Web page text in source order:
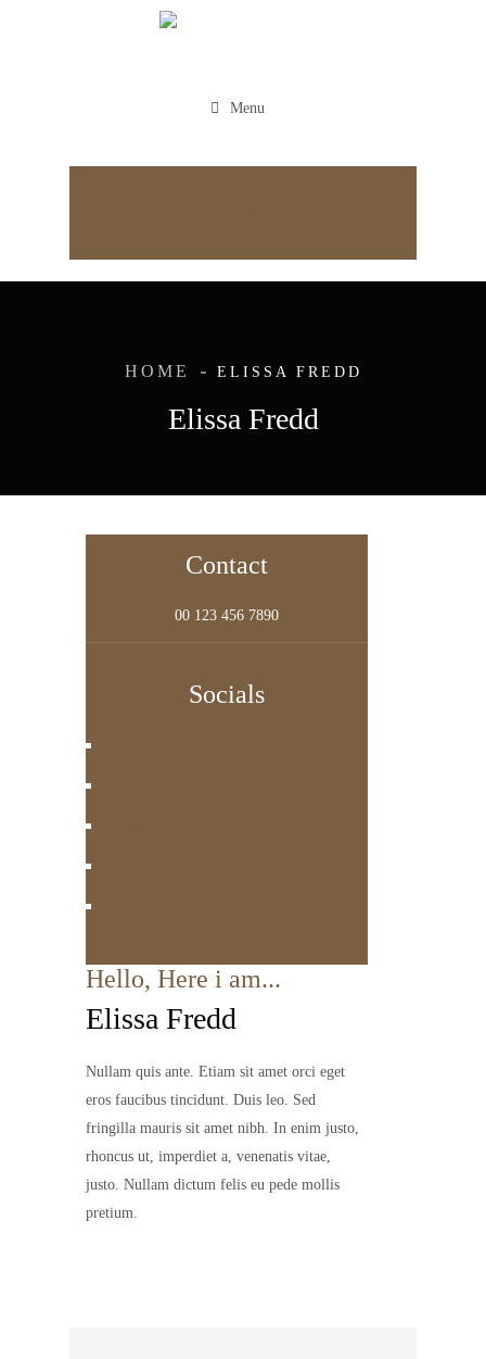
Menu
Elissa Fredd
HOME ELISSA FREDD
Contact
00 123 456 7890
Socials
Hello, Here i am...
Elissa Fredd
Nullam quis ante. Etiam sit amet orci eget
eros faucibus tincidunt. Duis leo. Sed
fringilla mauris sit amet nibh. In enim justo,
rhoncus ut, imperdiet a, venenatis vitae,
justo. Nullam dictum felis eu pede mollis
pretium.